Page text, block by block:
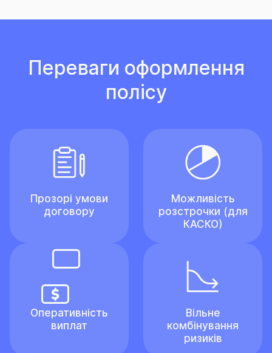
Переваги оформлення
полісу
Прозорі умови
договору
Можливість
розстрочки (для
КАСКО)
Оперативність
виплат
Вільне
комбінування
ризиків